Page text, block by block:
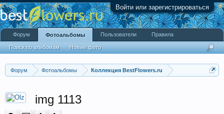
Войти или зарегистрироваться
Форум Фотоальбомы Коллекция BestFlowers.ru
img 1113
Форум Фотоальбомы
Поиск по альбомам Новые фото
Пользователи Правила